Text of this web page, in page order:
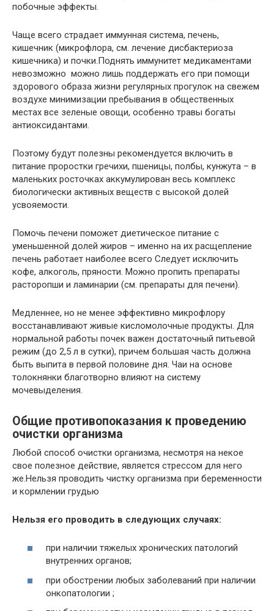
побочные эффекты.
Чаще всего страдает иммунная система, печень,
кишечник (микрофлора, см. лечение дисбактериоза
кишечника) и почки.Поднять иммунитет медикаментами
невозможно можно лишь поддержать его при помощи
здорового образа жизни регулярных прогулок на свежем
воздухе минимизации пребывания в общественных
местах все зеленые овощи, особенно травы богаты
антиоксидантами.
Поэтому будут полезны рекомендуется включить в
питание проростки гречихи, пшеницы, полбы, кунжута – в
маленьких росточках аккумулирован весь комплекс
биологически активных веществ с высокой долей
усвояемости.
Помочь печени поможет диетическое питание с
уменьшенной долей жиров – именно на их расщепление
печень работает наиболее всего Следует исключить
кофе, алкоголь, пряности. Можно пропить препараты
расторопши и ламинарии (см. препараты для печени).
Медленнее, но не менее эффективно микрофлору
восстанавливают живые кисломолочные продукты. Для
нормальной работы почек важен достаточный питьевой
режим (до 2,5 л в сутки), причем большая часть должна
быть выпита в первой половине дня. Чаи на основе
толокнянки благотворно влияют на систему
мочевыделения.
Общие противопоказания к проведению
очистки организма
Любой способ очистки организма, несмотря на некое
свое полезное действие, является стрессом для него
же.Нельзя проводить чистку организма при беременности
и кормлении грудью
Нельзя его проводить в следующих случаях:
при наличии тяжелых хронических патологий
внутренних органов;
при обострении любых заболеваний при наличии
онкопатологии ;